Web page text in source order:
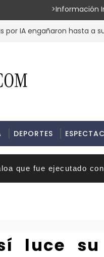
engañaron hasta a su
DEPORTES
que fue ejecutado
luce